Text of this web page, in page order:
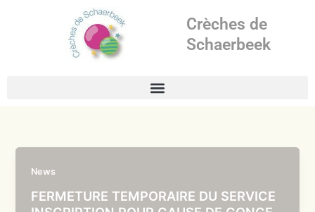
Crèches de
Schaerbeek
News
FERMETURE TEMPORAIRE DU SERVICE